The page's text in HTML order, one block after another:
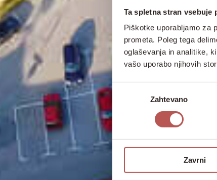
Ta spletna stran vsebuje
Piškotke uporabljamo za
prometa. Poleg tega
oglaševanja in analitike,
vašo uporabo njihovih
Izbira
Zahtevano
Zavrni